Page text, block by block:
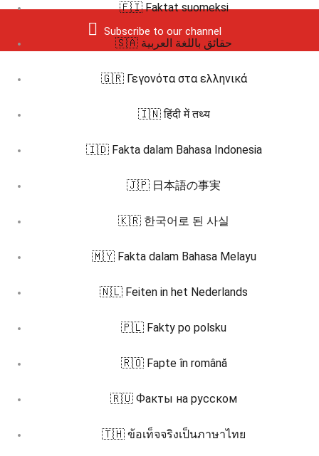
Subscribe to our channel
🇫🇮 Faktat suomeksi
🇸🇦 حقائق باللغة العربية
🇬🇷 Γεγονότα στα ελληνικά
🇮🇳 हिंदी में तथ्य
🇮🇩 Fakta dalam Bahasa Indonesia
🇯🇵 日本語の事実
🇰🇷 한국어로 된 사실
🇲🇾 Fakta dalam Bahasa Melayu
🇳🇱 Feiten in het Nederlands
🇵🇱 Fakty po polsku
🇷🇴 Fapte în română
🇷🇺 Факты на русском
🇹🇭 ข้อเท็จจริงเป็นภาษาไทย